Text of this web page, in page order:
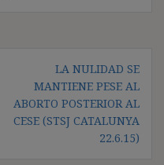
LA NULIDAD SE
MANTIENE PESE AL
ABORTO POSTERIOR AL
CESE (STSJ CATALUNYA
22.6.15)